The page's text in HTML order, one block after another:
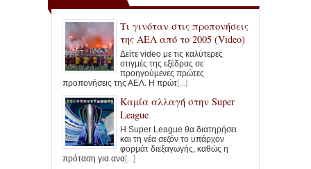
Τι γινόταν στις προπονήσεις
της ΑΕΛ από το 2005 (Video)
Δείτε video με τις καλύτερες
στιγμές της εξέδρας σε
προηγούμενες πρώτες
προπονήσεις της ΑΕΛ. Η πρώτ[...]
Καμία αλλαγή στην Super
League
Η Super League θα διατηρήσει
και τη νέα σεζόν το υπάρχον
φορμάτ διεξαγωγής, καθώς η
πρόταση για ανα[...]